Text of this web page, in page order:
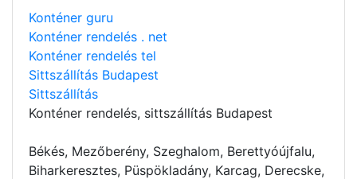
Konténer guru
Konténer rendelés . net
Konténer rendelés tel
Sittszállítás Budapest
Sittszállítás
Konténer rendelés, sittszállítás Budapest
Békés, Mezőberény, Szeghalom, Berettyóújfalu,
Biharkeresztes, Püspökladány, Karcag, Derecske,